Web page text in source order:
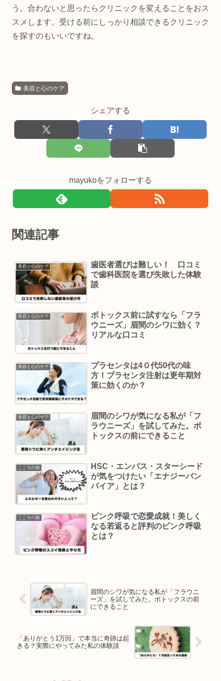
う。合わないと思ったらクリニックを変えることをおス
スメします。受ける前にしっかり相談できるクリニック
を探すのもいいですね。
美容と心のケア
シェアする
mayukoをフォローする
関連記事
美容と心のケア
歯医者選びは難しい！ 口コミ
で歯科医院を選び失敗した体験
談
美容と心のケア
ボトックス前に試すなら「フラ
ウニーズ」眉間のシワに効く？
リアルな口コミ
美容と心のケア
プラセンタは4０代50代の味
方！プラセンタ注射は更年期対
策に効くのか？
美容と心のケア
眉間のシワが気になる私が「フ
ラウニーズ」を試してみた。ボ
トックスの前にできること
こころの旅
HSC・エンパス・スターシード
が気をつけたい「エナジーバン
パイア」とは？
こころの旅
ピンク呼吸で恋愛成就！美しく
なる若返ると評判のピンク呼吸
とは？
眉間のシワが気になる私が「フラウニ
ーズ」を試してみた。ボトックスの前
にできること
「ありがとう1万回」で本当に奇跡は起
きる？実際にやってみた私の体験談